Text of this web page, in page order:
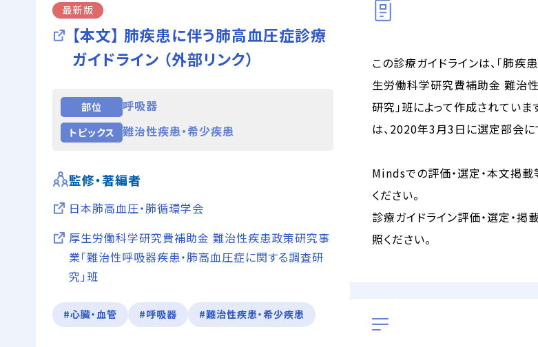
最新版
【本文】 肺疾患に伴う肺高血圧症診療
ガイドライン （外部リンク）
部位 呼吸器
トピックス 難治性疾患・希少疾患
監修・著編者
日本肺高血圧・肺循環学会
厚生労働科学研究費補助金 難治性疾患政策研究事
業「難治性呼吸器疾患・肺高血圧症に関する調査研
究」班
#心臓・血管 #呼吸器 #難治性疾患・希少疾患
この診療ガイドラインは、「肺疾
生労働科学研究費補助金 難治
研究」班によって作成されてい
は、2020年3月3日に選定部会に
Mindsでの評価・選定・本文掲載
ください。
診療ガイドライン評価・選定・掲
照ください。